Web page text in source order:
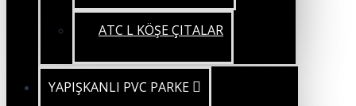
ATC L KÖŞE ÇITALAR
YAPIŞKANLI PVC PARKE